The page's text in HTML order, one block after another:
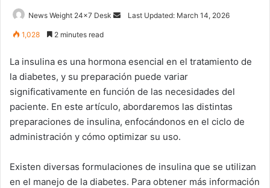
News Weight 24x7 Desk
d
a
n
Last Updated: March 14, 2026
1,028 2 minutes read
La insulina es una hormona esencial en el tratamiento de
la diabetes, y su preparación puede variar
significativamente en función de las necesidades del
paciente. En este artículo, abordaremos las distintas
preparaciones de insulina, enfocándonos en el ciclo de
administración y cómo optimizar su uso.
Existen diversas formulaciones de insulina que se utilizan
en el manejo de la diabetes. Para obtener más información